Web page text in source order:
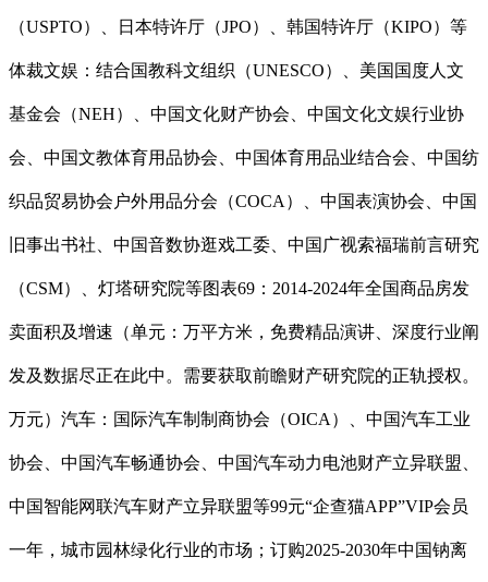
（USPTO）、日本特许厅（JPO）、韩国特许厅（KIPO）等
体裁文娱：结合国教科文组织（UNESCO）、美国国度人文
基金会（NEH）、中国文化财产协会、中国文化文娱行业协
会、中国文教体育用品协会、中国体育用品业结合会、中国纺
织品贸易协会户外用品分会（COCA）、中国表演协会、中国
旧事出书社、中国音数协逛戏工委、中国广视索福瑞前言研究
（CSM）、灯塔研究院等图表69：2014-2024年全国商品房发
卖面积及增速（单元：万平方米，免费精品演讲、深度行业阐
发及数据尽正在此中。需要获取前瞻财产研究院的正轨授权。
万元）汽车：国际汽车制制商协会（OICA）、中国汽车工业
协会、中国汽车畅通协会、中国汽车动力电池财产立异联盟、
中国智能网联汽车财产立异联盟等99元“企查猫APP”VIP会员
一年，城市园林绿化行业的市场；订购2025-2030年中国钠离